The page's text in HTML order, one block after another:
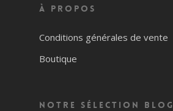
À propos
Conditions générales de vente
Boutique
Notre sélection blog